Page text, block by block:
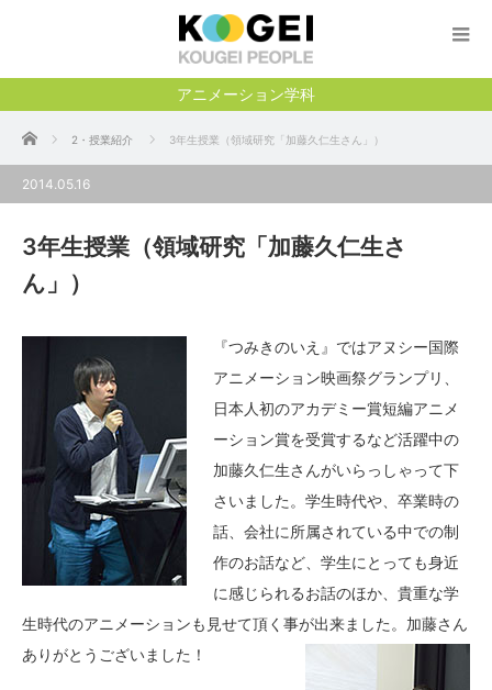
アニメーション学科
ホーム 2・授業紹介 3年生授業（領域研究「加藤久仁生さん」）
2014.05.16
3年生授業（領域研究「加藤久仁生さ
ん」）
『つみきのいえ』ではアヌシー国際
アニメーション映画祭グランプリ、
日本人初のアカデミー賞短編アニメ
ーション賞を受賞するなど活躍中の
加藤久仁生さんがいらっしゃって下
さいました。学生時代や、卒業時の
話、会社に所属されている中での制
作のお話など、学生にとっても身近
に感じられるお話のほか、貴重な学
生時代のアニメーションも見せて頂く事が出来ました。加藤さん
ありがとうございました！